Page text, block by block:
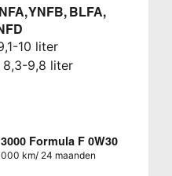
YNFB, BLFA,
10 liter
8,3-9,8 liter
Formula F 0W30
km/ 24 maanden